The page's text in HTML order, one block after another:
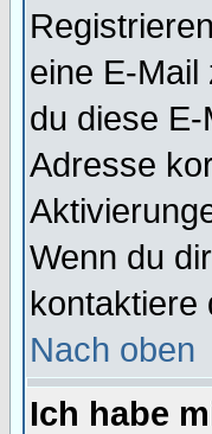
eine E-Mail
du diese
Adresse
Wenn du
kontaktiere
Nach oben
Ich habe